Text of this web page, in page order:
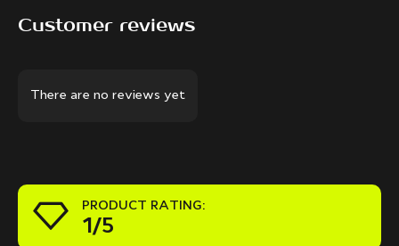
Customer reviews
There are no reviews yet
PRODUCT RATING:
1/5